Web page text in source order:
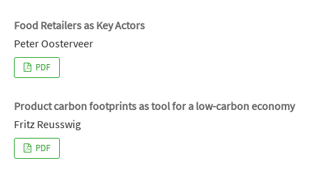
Food Retailers as Key Actors
Peter Oosterveer
PDF
Product carbon footprints as tool for a low-carbon economy
Fritz Reusswig
PDF